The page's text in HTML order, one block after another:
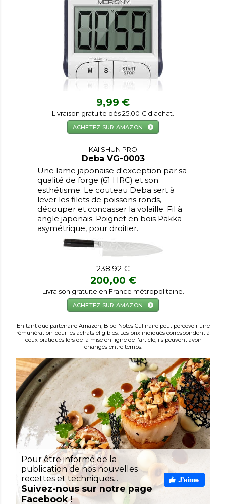
9,99 €
Livraison gratuite dès 25,00 € d'achat.
ACHETEZ SUR AMAZON
KAI SHUN PRO
Deba VG-0003
Une lame japonaise d'exception par sa
qualité de forge (61 HRC) et son
esthétisme. Le couteau Deba sert à
lever les filets de poissons ronds,
découper et concasser la volaille. Fil à
angle japonais. Poignet en bois Pakka
asymétrique, pour droitier.
238.92 €
200,00 €
Livraison gratuite en France métropolitaine.
ACHETEZ SUR AMAZON
En tant que partenaire Amazon, Bloc-Notes Culinaire peut percevoir une
rémunération pour les achats éligibles. Les prix indiqués correspondent à
ceux pratiqués lors de la mise en ligne de l'article, ils peuvent avoir
changés entre temps.
Pour être informé de la
publication de nos nouvelles
recettes et techniques...
Suivez-nous sur notre page
Facebook !